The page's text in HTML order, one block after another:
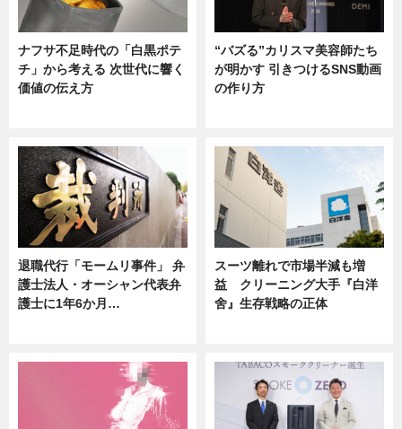
ナフサ不足時代の「白黒ポテ
チ」から考える 次世代に響く
価値の伝え方
“バズる”カリスマ美容師たち
が明かす 引きつけるSNS動画
の作り方
退職代行「モームリ事件」 弁
護士法人・オーシャン代表弁
護士に1年6か月…
スーツ離れで市場半減も増
益 クリーニング大手『白洋
舍』生存戦略の正体